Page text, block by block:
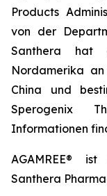
Products
von der
Santhera hat
Nordamerika
China und
Sperogenix
Informationen
AGAMREE®
Santhera